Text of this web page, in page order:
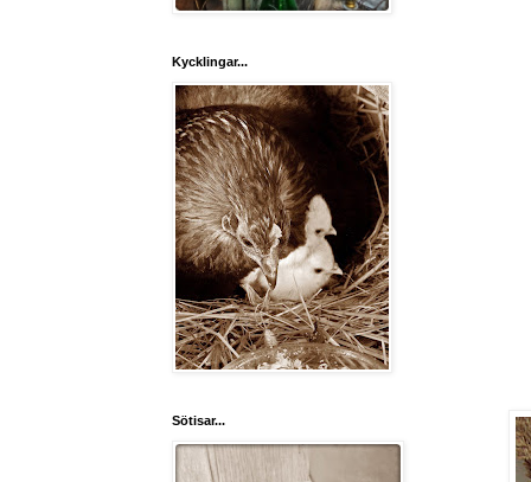
Kycklingar...
Sötisar...